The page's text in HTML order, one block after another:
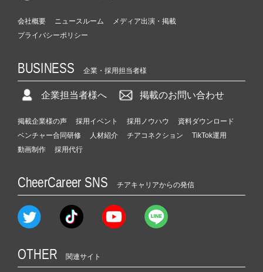
会社概要 ニュースルーム
メディア出演・掲載
プライバシーポリシー
BUSINESS 企業・採用担当者様
企業担当者様へ 掲載のお問い合わせ
掲載企業様の声 採用イベント 採用ノウハウ
資料ダウンロード
ベンチャー合同研修
人材紹介 チアコネクション
TikTok運用
動画制作
採用代行
CheerCareer SNS チアキャリアからの発信
OTHER 関連サイト